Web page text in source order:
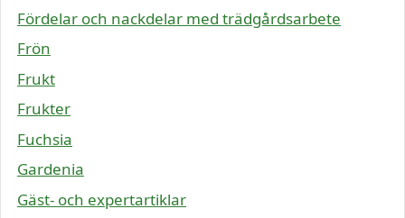
Fördelar och nackdelar med trädgårdsarbete
Frön
Frukt
Frukter
Fuchsia
Gardenia
Gäst- och expertartiklar